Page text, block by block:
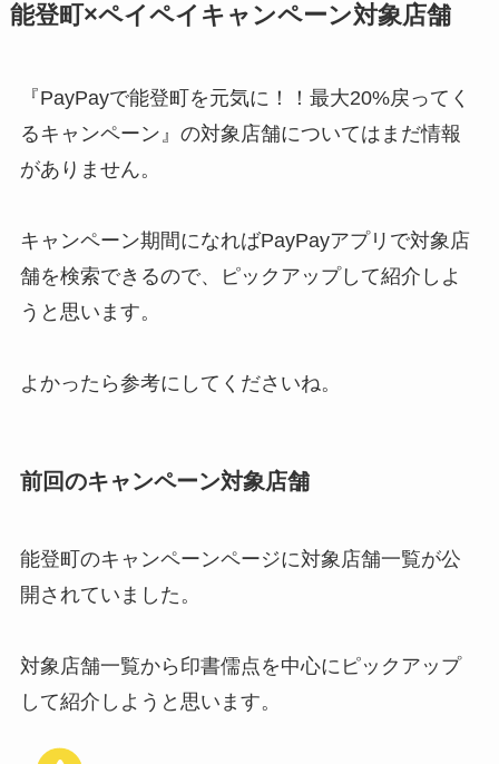
能登町×ペイペイキャンペーン対象店舗
『PayPayで能登町を元気に！！最大20%戻ってく
るキャンペーン』 の対象店舗についてはまだ情報
がありません。
キャンペーン期間になればPayPayアプリで対象店
舗を検索できるので、ピックアップして紹介しよ
うと思います。
よかったら参考にしてくださいね。
前回のキャンペーン対象店舗
能登町のキャンペーンページに対象店舗一覧が公
開されていました。
対象店舗一覧から印書儒点を中心にピックアップ
して紹介しようと思います。